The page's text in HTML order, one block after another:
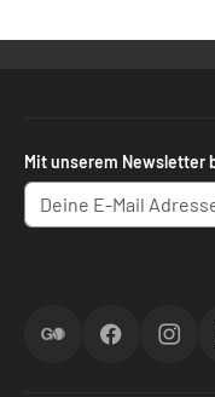
Mit unserem Newsletter
ScoreGOFacebook